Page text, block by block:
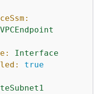
Interface
true